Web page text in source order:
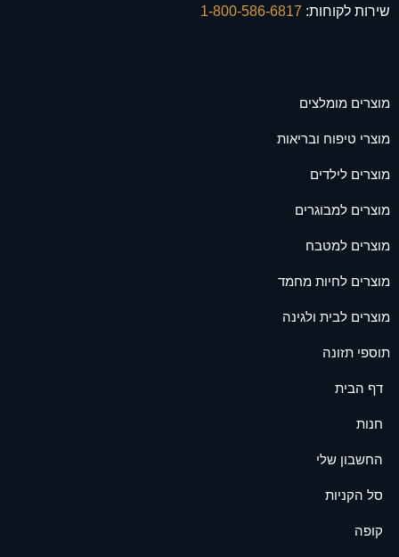
שירות לקוחות:
מוצרים מומלצים
מוצרי טיפוח ובריאות
מוצרים לילדים
מוצרים למבוגרים
מוצרים למטבח
מוצרים לחיות מחמד
מוצרים לבית ולגינה
תוספי תזונה
דף הבית
חנות
החשבון שלי
סל הקניות
קופה